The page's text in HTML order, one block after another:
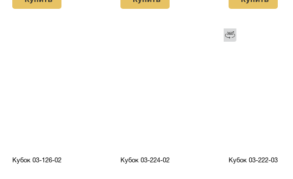
Кубок 03-126-02 Кубок 03-224-02 Кубок 03-222-03